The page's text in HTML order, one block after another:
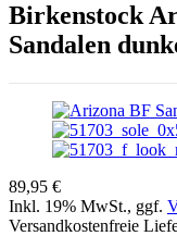
Birkenstock
Sandalen
89,95 €
Inkl. 19% MwSt., ggf.
Versandkostenfreie